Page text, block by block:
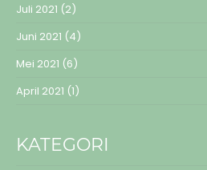
Juli 2021 (2)
Juni 2021 (4)
Mei 2021 (6)
April 2021 (1)
KATEGORI